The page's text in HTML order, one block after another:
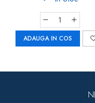
ADAUGA IN COS